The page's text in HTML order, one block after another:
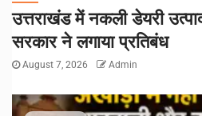
उत्तराखंड में नकली डेयरी
सरकार ने लगाया प्रतिबंध
August 7, 2026 Admin